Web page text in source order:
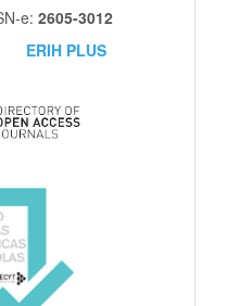
e: 2605-3012
ERIH PLUS